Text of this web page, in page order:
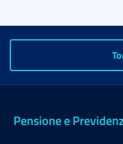
Pensione e